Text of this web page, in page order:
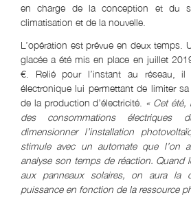
en charge de la conception et du
climatisation et de la nouvelle.
L’opération est prévue en deux temps.
glacée a été mis en place en juillet
€. Relié pour l’instant au réseau, il
électronique lui permettant de limiter
de la production d’électricité. « Cet été,
des consommations
dimensionner l’installation
stimule avec un automate que l’on
analyse son temps de réaction. Quand
aux panneaux solaires, on aura la
puissance en fonction de la ressource